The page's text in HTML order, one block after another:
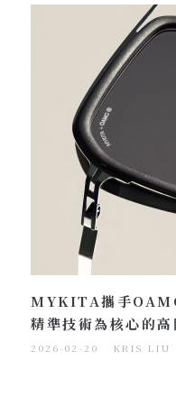
MYKITA攜手
精準技術為核心的
2026-02-20 KRIS LIU